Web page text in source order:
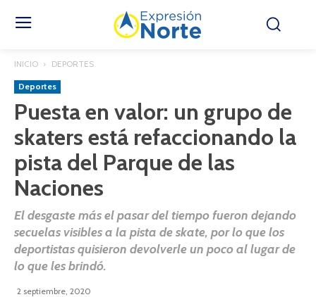
INICIO DEPORTES
Deportes
Puesta en valor: un grupo de
skaters está refaccionando la
pista del Parque de las
Naciones
El desgaste más el pasar del tiempo fueron dejando
secuelas visibles a la pista de skate, por lo que los
deportistas quisieron devolverle un poco al lugar de
lo que les brindó.
2 septiembre, 2020